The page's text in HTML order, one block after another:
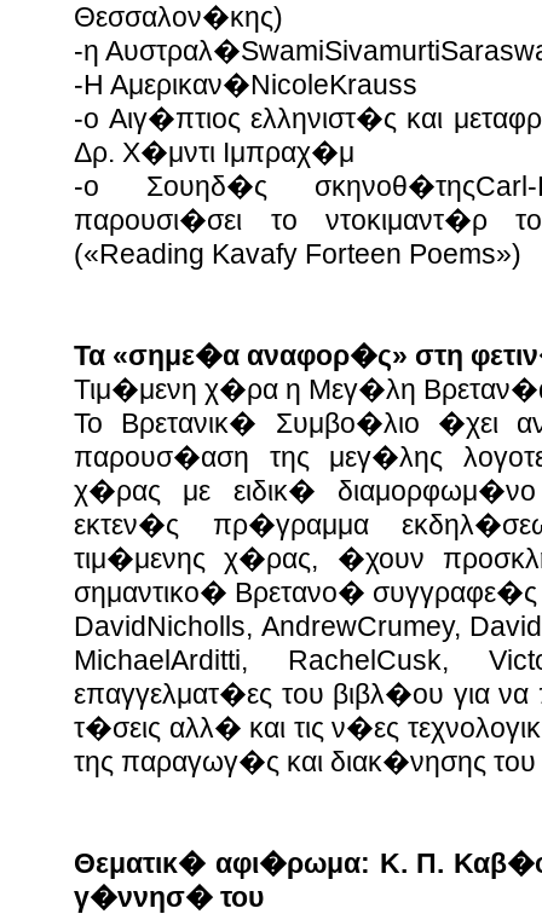
Θεσσαλον�κης)
-η
-Η Αμερικαν�NicoleKrauss
-ο Αιγ�πτιος ελληνιστ�ς και
Δρ. Χ�μντι Ιμπραχ�μ
-ο Σουηδ�ς σκηνοθ�τηςCarl-
παρουσι�σει το
(«Reading Kavafy Forteen Poems»)
Τα «σημε�α αναφορ�ς» στη
Τιμ�μενη χ�ρα η Μεγ�λη
Το Βρετανικ� Συμβο�λιο �χει
παρουσ�αση της μεγ�λης
χ�ρας με ειδικ�
εκτεν�ς πρ�γραμμα
τιμ�μενης χ�ρας, �χουν
σημαντικο� Βρετανο�
DavidNicholls, AndrewCrumey,
MichaelArditti, RachelCusk,
επαγγελματ�ες του βιβλ�ου για
τ�σεις αλλ� και τις ν�ες
της παραγωγ�ς και διακ�νησης
Θεματικ� αφι�ρωμα: Κ. Π.
γ�ννησ� του